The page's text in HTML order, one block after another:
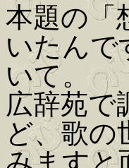
本題の「
いたんで
いて。
広辞苑で
ど、歌